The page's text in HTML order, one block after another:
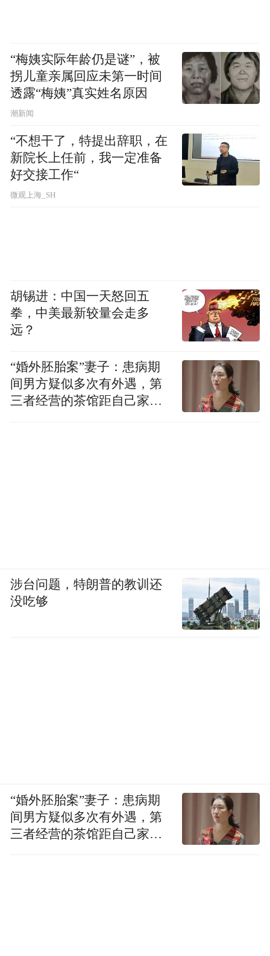
“梅姨实际年龄仍是谜”，被
拐儿童亲属回应未第一时间
透露“梅姨”真实姓名原因
潮新闻
“不想干了，特提出辞职，在
新院长上任前，我一定准备
好交接工作“
微观上海_SH
胡锡进：中国一天怒回五
拳，中美最新较量会走多
远？
“婚外胚胎案”妻子：患病期
间男方疑似多次有外遇，第
三者经营的茶馆距自己家步
涉台问题，特朗普的教训还
没吃够
“婚外胚胎案”妻子：患病期
间男方疑似多次有外遇，第
三者经营的茶馆距自己家步